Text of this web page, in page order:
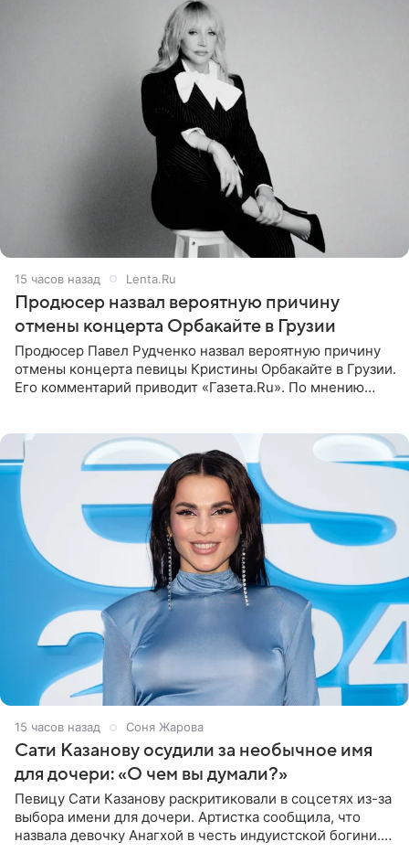
15 часов назад Lenta.Ru
Продюсер назвал вероятную причину
отмены концерта Орбакайте в Грузии
Продюсер Павел Рудченко назвал вероятную причину
отмены концерта певицы Кристины Орбакайте в Грузии.
Его комментарий приводит «Газета.Ru». По мнению
15 часов назад Соня Жарова
Сати Казанову осудили за необычное имя
для дочери: «О чем вы думали?»
Певицу Сати Казанову раскритиковали в соцсетях из-за
выбора имени для дочери. Артистка сообщила, что
назвала девочку Анагхой в честь индуистской богини.